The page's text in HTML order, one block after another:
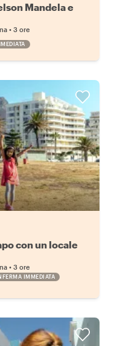
Mandela e
• 3 ore
con un locale
• 3 ore
IMMEDIATA